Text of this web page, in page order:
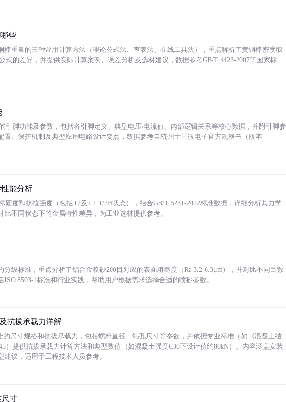
些
棒重量的三种常用计算方法（理论公式法、查表法、在线工具法），重点解析了黄铜棒密度取
式的差异，并提供实际计算案例、误差分析及选材建议，数据参考GB/T 4423-2007等国家标
引脚功能及参数，包括各引脚定义、典型电压/电流值、内部逻辑关系等核心数据，并附引脚参
置、保护机制及典型应用电路设计要点，数据参考自杭州士兰微电子官方规格书（版本
能分析
硬度和抗拉强度（包括T2及T2_1/2H状态），结合GB/T 5231-2012标准数据，详细分析其力学
比不同状态下的金属特性差异，为工业选材提供参考。
分级标准，重点分析了铝合金喷砂200目对应的表面粗糙度（Ra 3.2-6.3μm），并对比不同目数
ISO 8503-1标准和行业实践，帮助用户根据需求选择合适的喷砂参数。
抗拔承载力详解
的尺寸规格和抗拔承载力，包括螺杆直径、钻孔尺寸等参数，并依据专业标准（如《混凝土结
）提供抗拔承载力计算方法和典型数值（如混凝土强度C30下设计值约80kN）。内容涵盖安装
议，适用于工程技术人员参考。
尺寸